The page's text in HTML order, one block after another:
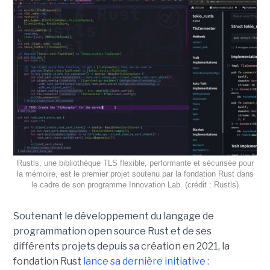
Rustls, une bibliothèque TLS flexible, performante et sécurisée pour
la mémoire, est le premier projet soutenu par la fondation Rust dans
le cadre de son programme Innovation Lab. (crédit : Rustls)
Soutenant le développement du langage de
programmation open source Rust et de ses
différents projets depuis sa création en 2021, la
fondation Rust lance sa dernière initiative :